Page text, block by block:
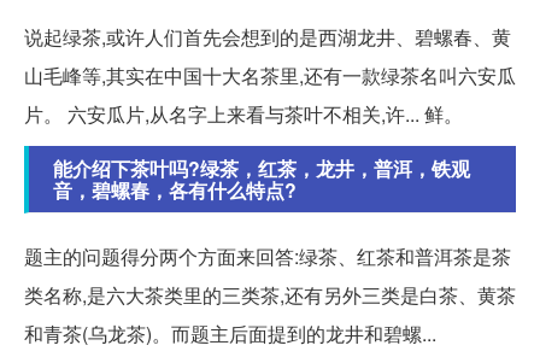
说起绿茶,或许人们首先会想到的是西湖龙井、碧螺春、黄
山毛峰等,其实在中国十大名茶里,还有一款绿茶名叫六安瓜
片。 六安瓜片,从名字上来看与茶叶不相关,许... 鲜。
能介绍下茶叶吗?绿茶，红茶，龙井，普洱，铁观
音，碧螺春，各有什么特点?
题主的问题得分两个方面来回答:绿茶、红茶和普洱茶是茶
类名称,是六大茶类里的三类茶,还有另外三类是白茶、黄茶
和青茶(乌龙茶)。而题主后面提到的龙井和碧螺...